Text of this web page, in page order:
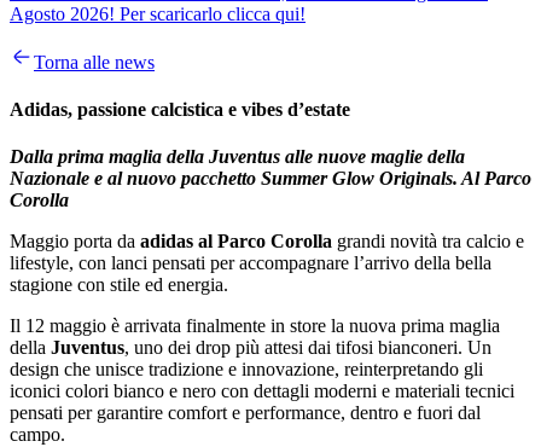
Agosto 2026! Per scaricarlo clicca qui!
Torna alle news
Adidas, passione calcistica e vibes d’estate
Dalla prima maglia della Juventus alle nuove maglie della
Nazionale e al nuovo pacchetto Summer Glow Originals. Al Parco
Corolla
Maggio porta da adidas al Parco Corolla grandi novità tra calcio e
lifestyle, con lanci pensati per accompagnare l’arrivo della bella
stagione con stile ed energia.
Il 12 maggio è arrivata finalmente in store la nuova prima maglia
della Juventus, uno dei drop più attesi dai tifosi bianconeri. Un
design che unisce tradizione e innovazione, reinterpretando gli
iconici colori bianco e nero con dettagli moderni e materiali tecnici
pensati per garantire comfort e performance, dentro e fuori dal
campo.